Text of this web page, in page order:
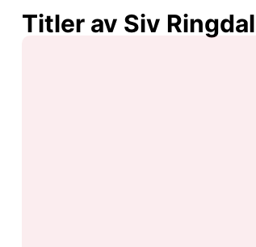
Titler av Siv Ringdal